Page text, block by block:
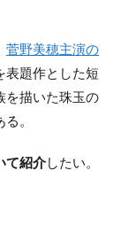
菅野美穂主演の
表題作とした短
を描いた珠玉の
。
て紹介したい。